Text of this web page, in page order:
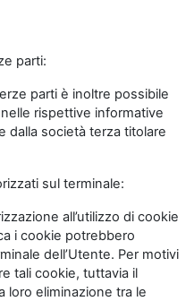
parti:
parti è inoltre possibile
rispettive informative
dalla società terza titolare
sul terminale:
all’utilizzo di cookie
i cookie potrebbero
dell’Utente. Per motivi
tali cookie, tuttavia il
loro eliminazione tra le